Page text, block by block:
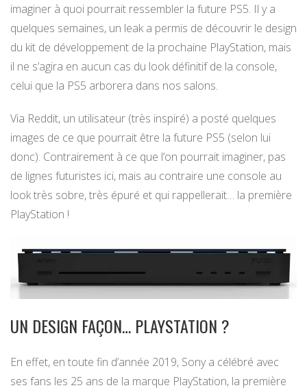
imaginer à quoi pourrait ressembler la future PS5. Il y a
quelques semaines, un leak a permis de découvrir le design
du kit de développement de la prochaine PlayStation, mais
il ne s’agira en aucun cas du look définitif de la console,
celui que la PS5 arborera dans nos salons.
Via Reddit, un utilisateur (très inspiré) a posté quelques
images de ce que pourrait être la future PS5 (selon lui
donc). Contrairement à ce que l’on pourrait imaginer, pas
de lignes futuristes ici, mais au contraire une console au
look très sobre, très épuré et qui rappellerait… la première
PlayStation !
UN DESIGN FAÇON… PLAYSTATION ?
En effet, en toute fin d’année 2019, Sony a célébré avec
ses fans les 25 ans de la marque PlayStation, la première